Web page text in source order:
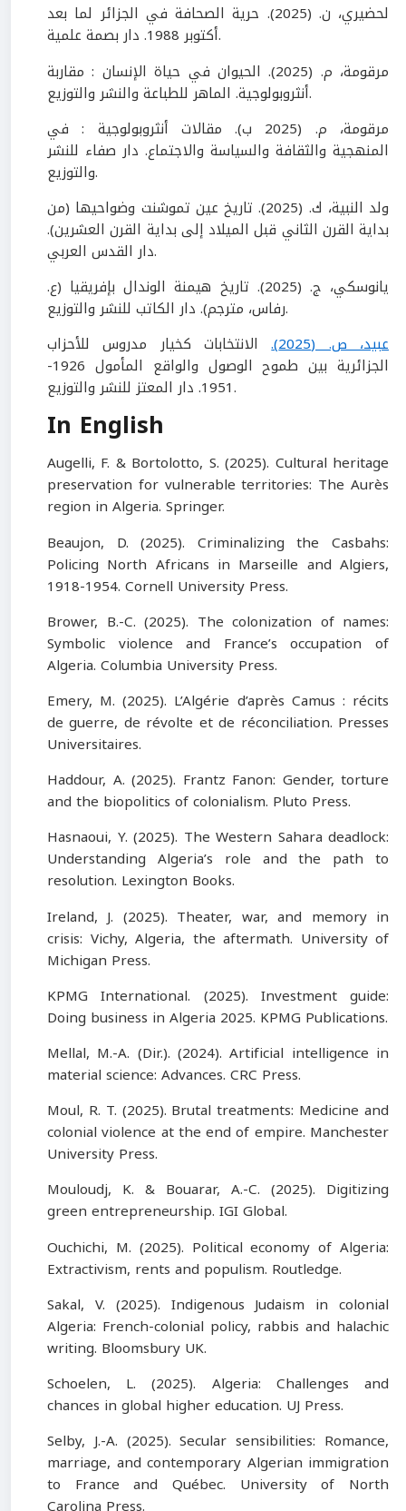
لحضيري، ن. (2025). حرية الصحافة في الجزائر لما بعد
أكتوبر 1988. دار بصمة علمية.
مرقومة، م. (2025). الحيوان في حياة الإنسان : مقاربة
أنثروبولوجية. الماهر للطباعة والنشر والتوزيع.
مرقومة، م. (2025 ب). مقالات أنثروبولوجية : في
المنهجية والثقافة والسياسة والاجتماع. دار صفاء للنشر
والتوزيع.
ولد النبية، ك. (2025). تاريخ عين تموشنت وضواحيها (من
بداية القرن الثاني قبل الميلاد إلى بداية القرن العشرين).
دار القدس العربي.
يانوسكي، ج. (2025). تاريخ هيمنة الوندال بإفريقيا (ع.
رفاس، مترجم). دار الكاتب للنشر والتوزيع.
عبيد، ص. (2025).
الانتخابات كخيار مدروس للأحزاب
الجزائرية بين طموح الوصول والواقع المأمول 1926-
1951. دار المعتز للنشر والتوزيع.
In English
Augelli, F. & Bortolotto, S. (2025). Cultural heritage
preservation for vulnerable territories: The Aurès
region in Algeria. Springer.
Beaujon, D. (2025). Criminalizing the Casbahs:
Policing North Africans in Marseille and Algiers,
1918-1954. Cornell University Press.
Brower, B.-C. (2025). The colonization of names:
Symbolic violence and France’s occupation of
Algeria. Columbia University Press.
Emery, M. (2025). L’Algérie d’après Camus : récits
de guerre, de révolte et de réconciliation. Presses
Universitaires.
Haddour, A. (2025). Frantz Fanon: Gender, torture
and the biopolitics of colonialism. Pluto Press.
Hasnaoui, Y. (2025). The Western Sahara deadlock:
Understanding Algeria’s role and the path to
resolution. Lexington Books.
Ireland, J. (2025). Theater, war, and memory in
crisis: Vichy, Algeria, the aftermath. University of
Michigan Press.
KPMG International. (2025). Investment guide:
Doing business in Algeria 2025. KPMG Publications.
Mellal, M.-A. (Dir.). (2024). Artificial intelligence in
material science: Advances. CRC Press.
Moul, R. T. (2025). Brutal treatments: Medicine and
colonial violence at the end of empire. Manchester
University Press.
Mouloudj, K. & Bouarar, A.-C. (2025). Digitizing
green entrepreneurship. IGI Global.
Ouchichi, M. (2025). Political economy of Algeria:
Extractivism, rents and populism. Routledge.
Sakal, V. (2025). Indigenous Judaism in colonial
Algeria: French-colonial policy, rabbis and halachic
writing. Bloomsbury UK.
Schoelen, L. (2025). Algeria: Challenges and
chances in global higher education. UJ Press.
Selby, J.-A. (2025). Secular sensibilities: Romance,
marriage, and contemporary Algerian immigration
to France and Québec. University of North